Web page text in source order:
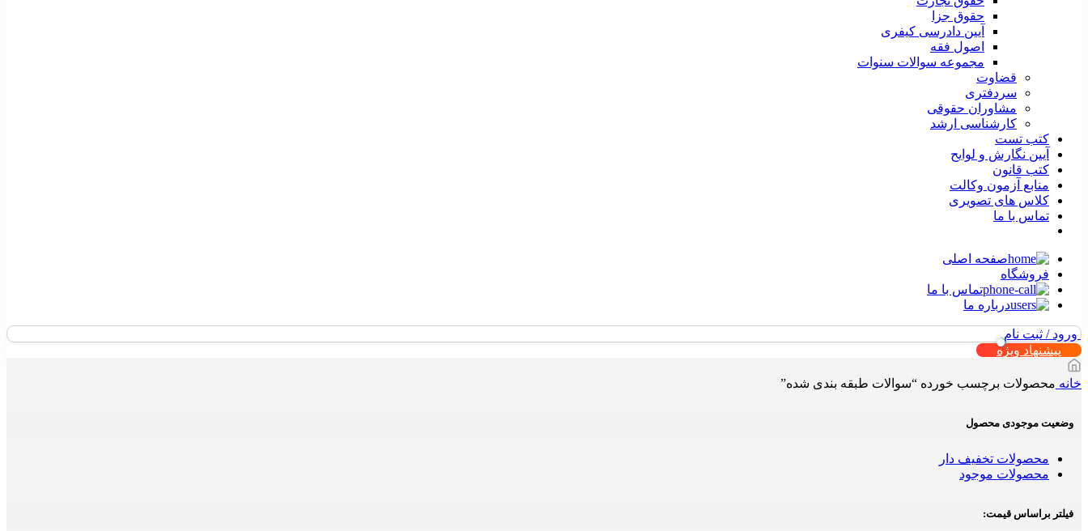
حقوق جزا
آیین دادرسی کیفری
اصول فقه
مجموعه سوالات سنوات
قضاوت
سردفتری
مشاوران حقوقی
کارشناسی ارشد
کتب تست
آیین نگارش و لوایح
کتب قانون
منابع آزمون وکالت
کلاس های تصویری
تماس با ما
صفحه اصلی
فروشگاه
تماس با ما
درباره ما
ورود / ثبت نام
پیشنهاد ویژه
خانه محصولات برچسب خورده “سوالات طبقه بندی شده”
وضعیت موجودی محصول
محصولات تخفیف دار
محصولات موجود
فیلتر براساس قیمت: